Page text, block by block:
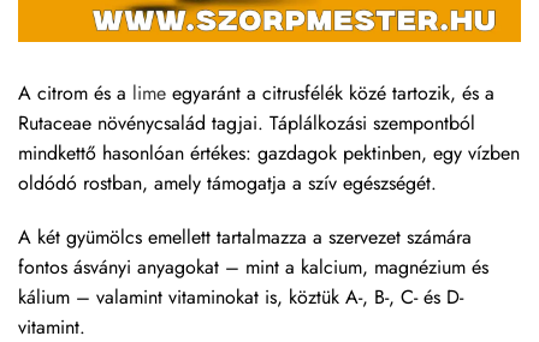
A citrom és a lime egyaránt a citrusfélék közé tartozik, és a
Rutaceae növénycsalád tagjai. Táplálkozási szempontból
mindkettő hasonlóan értékes: gazdagok pektinben, egy vízben
oldódó rostban, amely támogatja a szív egészségét.
A két gyümölcs emellett tartalmazza a szervezet számára
fontos ásványi anyagokat – mint a kalcium, magnézium és
kálium – valamint vitaminokat is, köztük A-, B-, C- és D-
vitamint.